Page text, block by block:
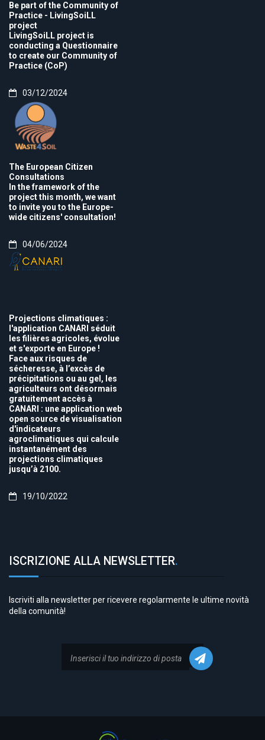
Be part of the Community of
Practice - LivingSoiLL
project
LivingSoiLL project is
conducting a Questionnaire
to create our Community of
Practice (CoP)
03/12/2024
The European Citizen
Consultations
In the framework of the
project this month, we want
to invite you to the Europe-
wide citizens' consultation!
04/06/2024
Projections climatiques :
l'application CANARI séduit
les filières agricoles, évolue
et s'exporte en Europe !
Face aux risques de
sécheresse, à l’excès de
précipitations ou au gel, les
agriculteurs ont désormais
gratuitement accès à
CANARI : une application web
open source de visualisation
d'indicateurs
agroclimatiques qui calcule
instantanément des
projections climatiques
jusqu’à 2100.
19/10/2022
ISCRIZIONE ALLA NEWSLETTER.
Iscriviti alla newsletter per ricevere regolarmente le ultime novità
della comunità!